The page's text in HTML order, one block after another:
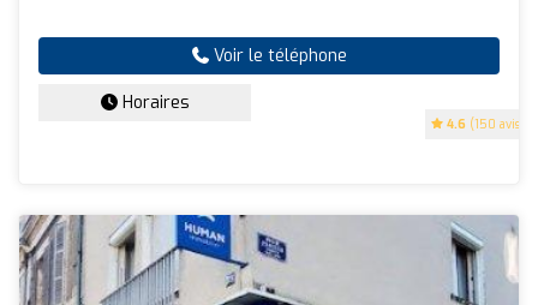
4.6 (150 avis)
Voir le téléphone
Horaires